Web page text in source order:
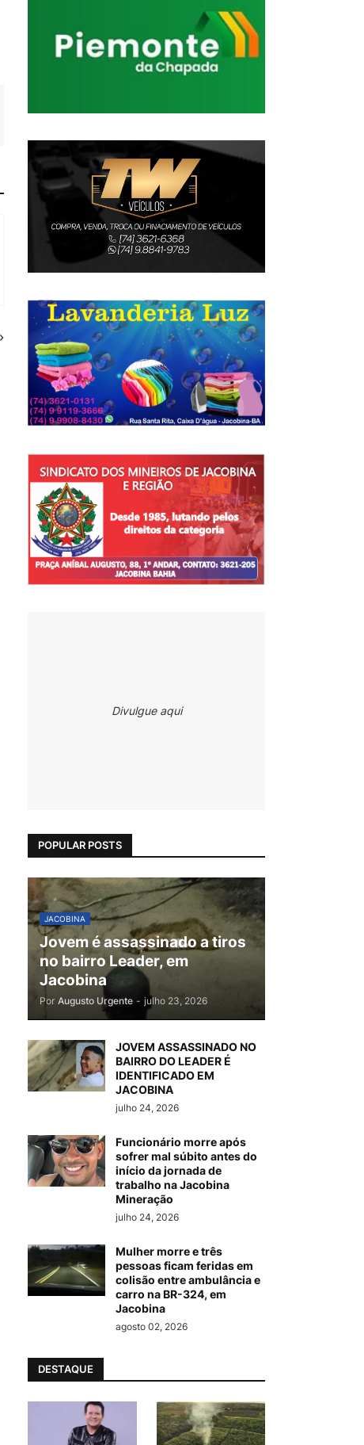
Divulgue aqui
POPULAR POSTS
JACOBINA
Jovem é assassinado a tiros
no bairro Leader, em
Jacobina
Por Augusto Urgente - julho 23, 2026
JOVEM ASSASSINADO NO
BAIRRO DO LEADER É
IDENTIFICADO EM
JACOBINA
julho 24, 2026
Funcionário morre após
sofrer mal súbito antes do
início da jornada de
trabalho na Jacobina
Mineração
julho 24, 2026
Mulher morre e três
pessoas ficam feridas em
colisão entre ambulância e
carro na BR-324, em
Jacobina
agosto 02, 2026
DESTAQUE